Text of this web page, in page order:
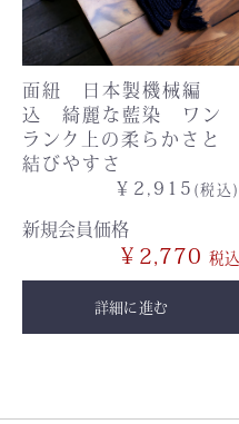
面紐 日本製機械編
込 綺麗な藍染 ワン
ランク上の柔らかさと
結びやすさ
￥2,915 (税込)
新規会員価格
￥2,770
詳細に進む